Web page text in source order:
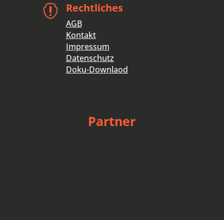
 Rechtliches
AGB
Kontakt
Impressum
Datenschutz
Doku-Downlaod
Partner